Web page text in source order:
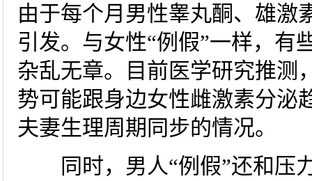
由于每个月男性睾丸酮、雄激
引发。与女性“例假”一样，有
杂乱无章。目前医学研究推测
势可能跟身边女性雌激素分泌
夫妻生理周期同步的情况。
同时，男人“例假”还和压